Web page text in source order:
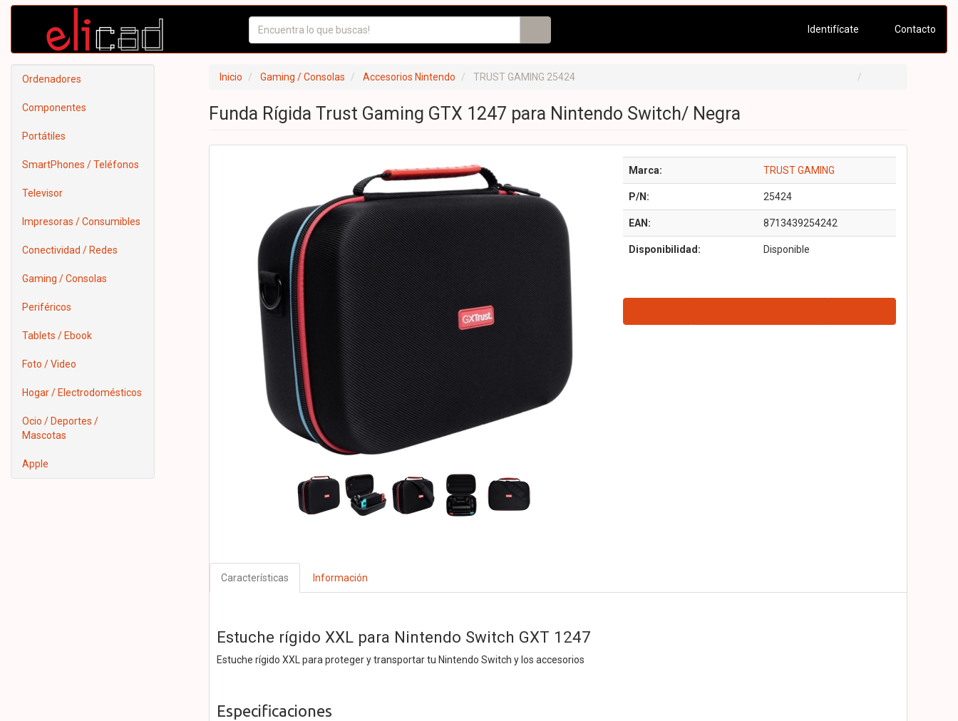
Identifícate Contacto
Ordenadores
Componentes
Portátiles
SmartPhones / Teléfonos
Televisor
Impresoras / Consumibles
Conectividad / Redes
Gaming / Consolas
Periféricos
Tablets / Ebook
Foto / Video
Hogar / Electrodomésticos
Ocio / Deportes /
Mascotas
Apple
Inicio Gaming / Consolas Accesorios Nintendo TRUST GAMING 25424
Funda Rígida Trust Gaming GTX 1247 para Nintendo Switch/ Negra
Marca: TRUST GAMING
P/N: 25424
EAN: 8713439254242
Disponibilidad: Disponible
Características Información
Estuche rígido XXL para Nintendo Switch GXT 1247
Estuche rígido XXL para proteger y transportar tu Nintendo Switch y los accesorios
Especificaciones